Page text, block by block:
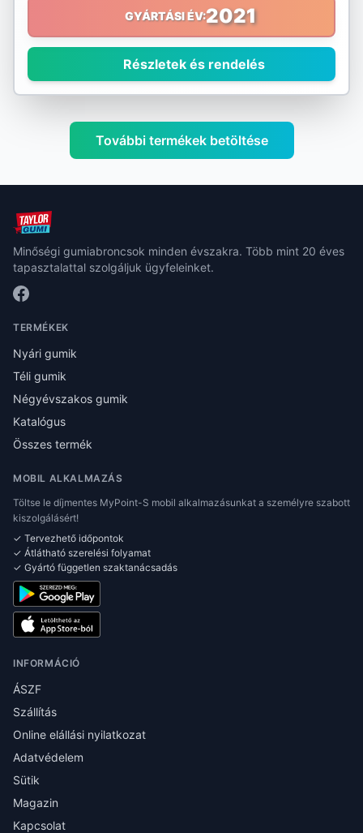
GYÁRTÁSI ÉV:2021
Részletek és rendelés
További termékek betöltése
Minőségi gumiabroncsok minden évszakra. Több mint 20 éves
tapasztalattal szolgáljuk ügyfeleinket.
TERMÉKEK
Nyári gumik
Téli gumik
Négyévszakos gumik
Katalógus
Összes termék
MOBIL ALKALMAZÁS
Töltse le díjmentes MyPoint-S mobil alkalmazásunkat a személyre szabott
kiszolgálásért!
✓ Tervezhető időpontok
✓ Átlátható szerelési folyamat
✓ Gyártó független szaktanácsadás
INFORMÁCIÓ
ÁSZF
Szállítás
Online elállási nyilatkozat
Adatvédelem
Sütik
Magazin
Kapcsolat